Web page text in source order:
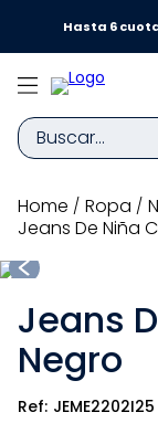
Hasta 6
Buscar...
ropa
Jeans De Niña
Jeans
Negro
JEME2202I25
TÉRMINOS MÁS
1.
zapatillas niña
2.
3.
medias
4.
sandalias